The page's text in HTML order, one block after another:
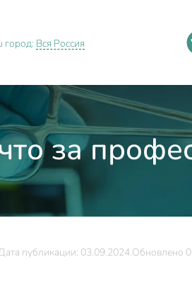
город: Вся Россия
за
публикации: 03.09.2024.Обновлено